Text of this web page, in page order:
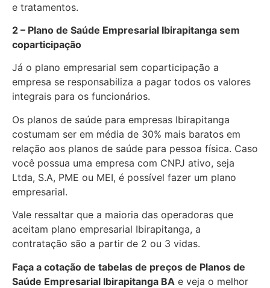
e tratamentos.
2 – Plano de Saúde Empresarial Ibirapitanga sem
coparticipação
Já o plano empresarial sem coparticipação a
empresa se responsabiliza a pagar todos os valores
integrais para os funcionários.
Os planos de saúde para empresas Ibirapitanga
costumam ser em média de 30% mais baratos em
relação aos planos de saúde para pessoa física. Caso
você possua uma empresa com CNPJ ativo, seja
Ltda, S.A, PME ou MEI, é possível fazer um plano
empresarial.
Vale ressaltar que a maioria das operadoras que
aceitam plano empresarial Ibirapitanga, a
contratação são a partir de 2 ou 3 vidas.
Faça a cotação de tabelas de preços de Planos de
Saúde Empresarial Ibirapitanga BA e veja o melhor